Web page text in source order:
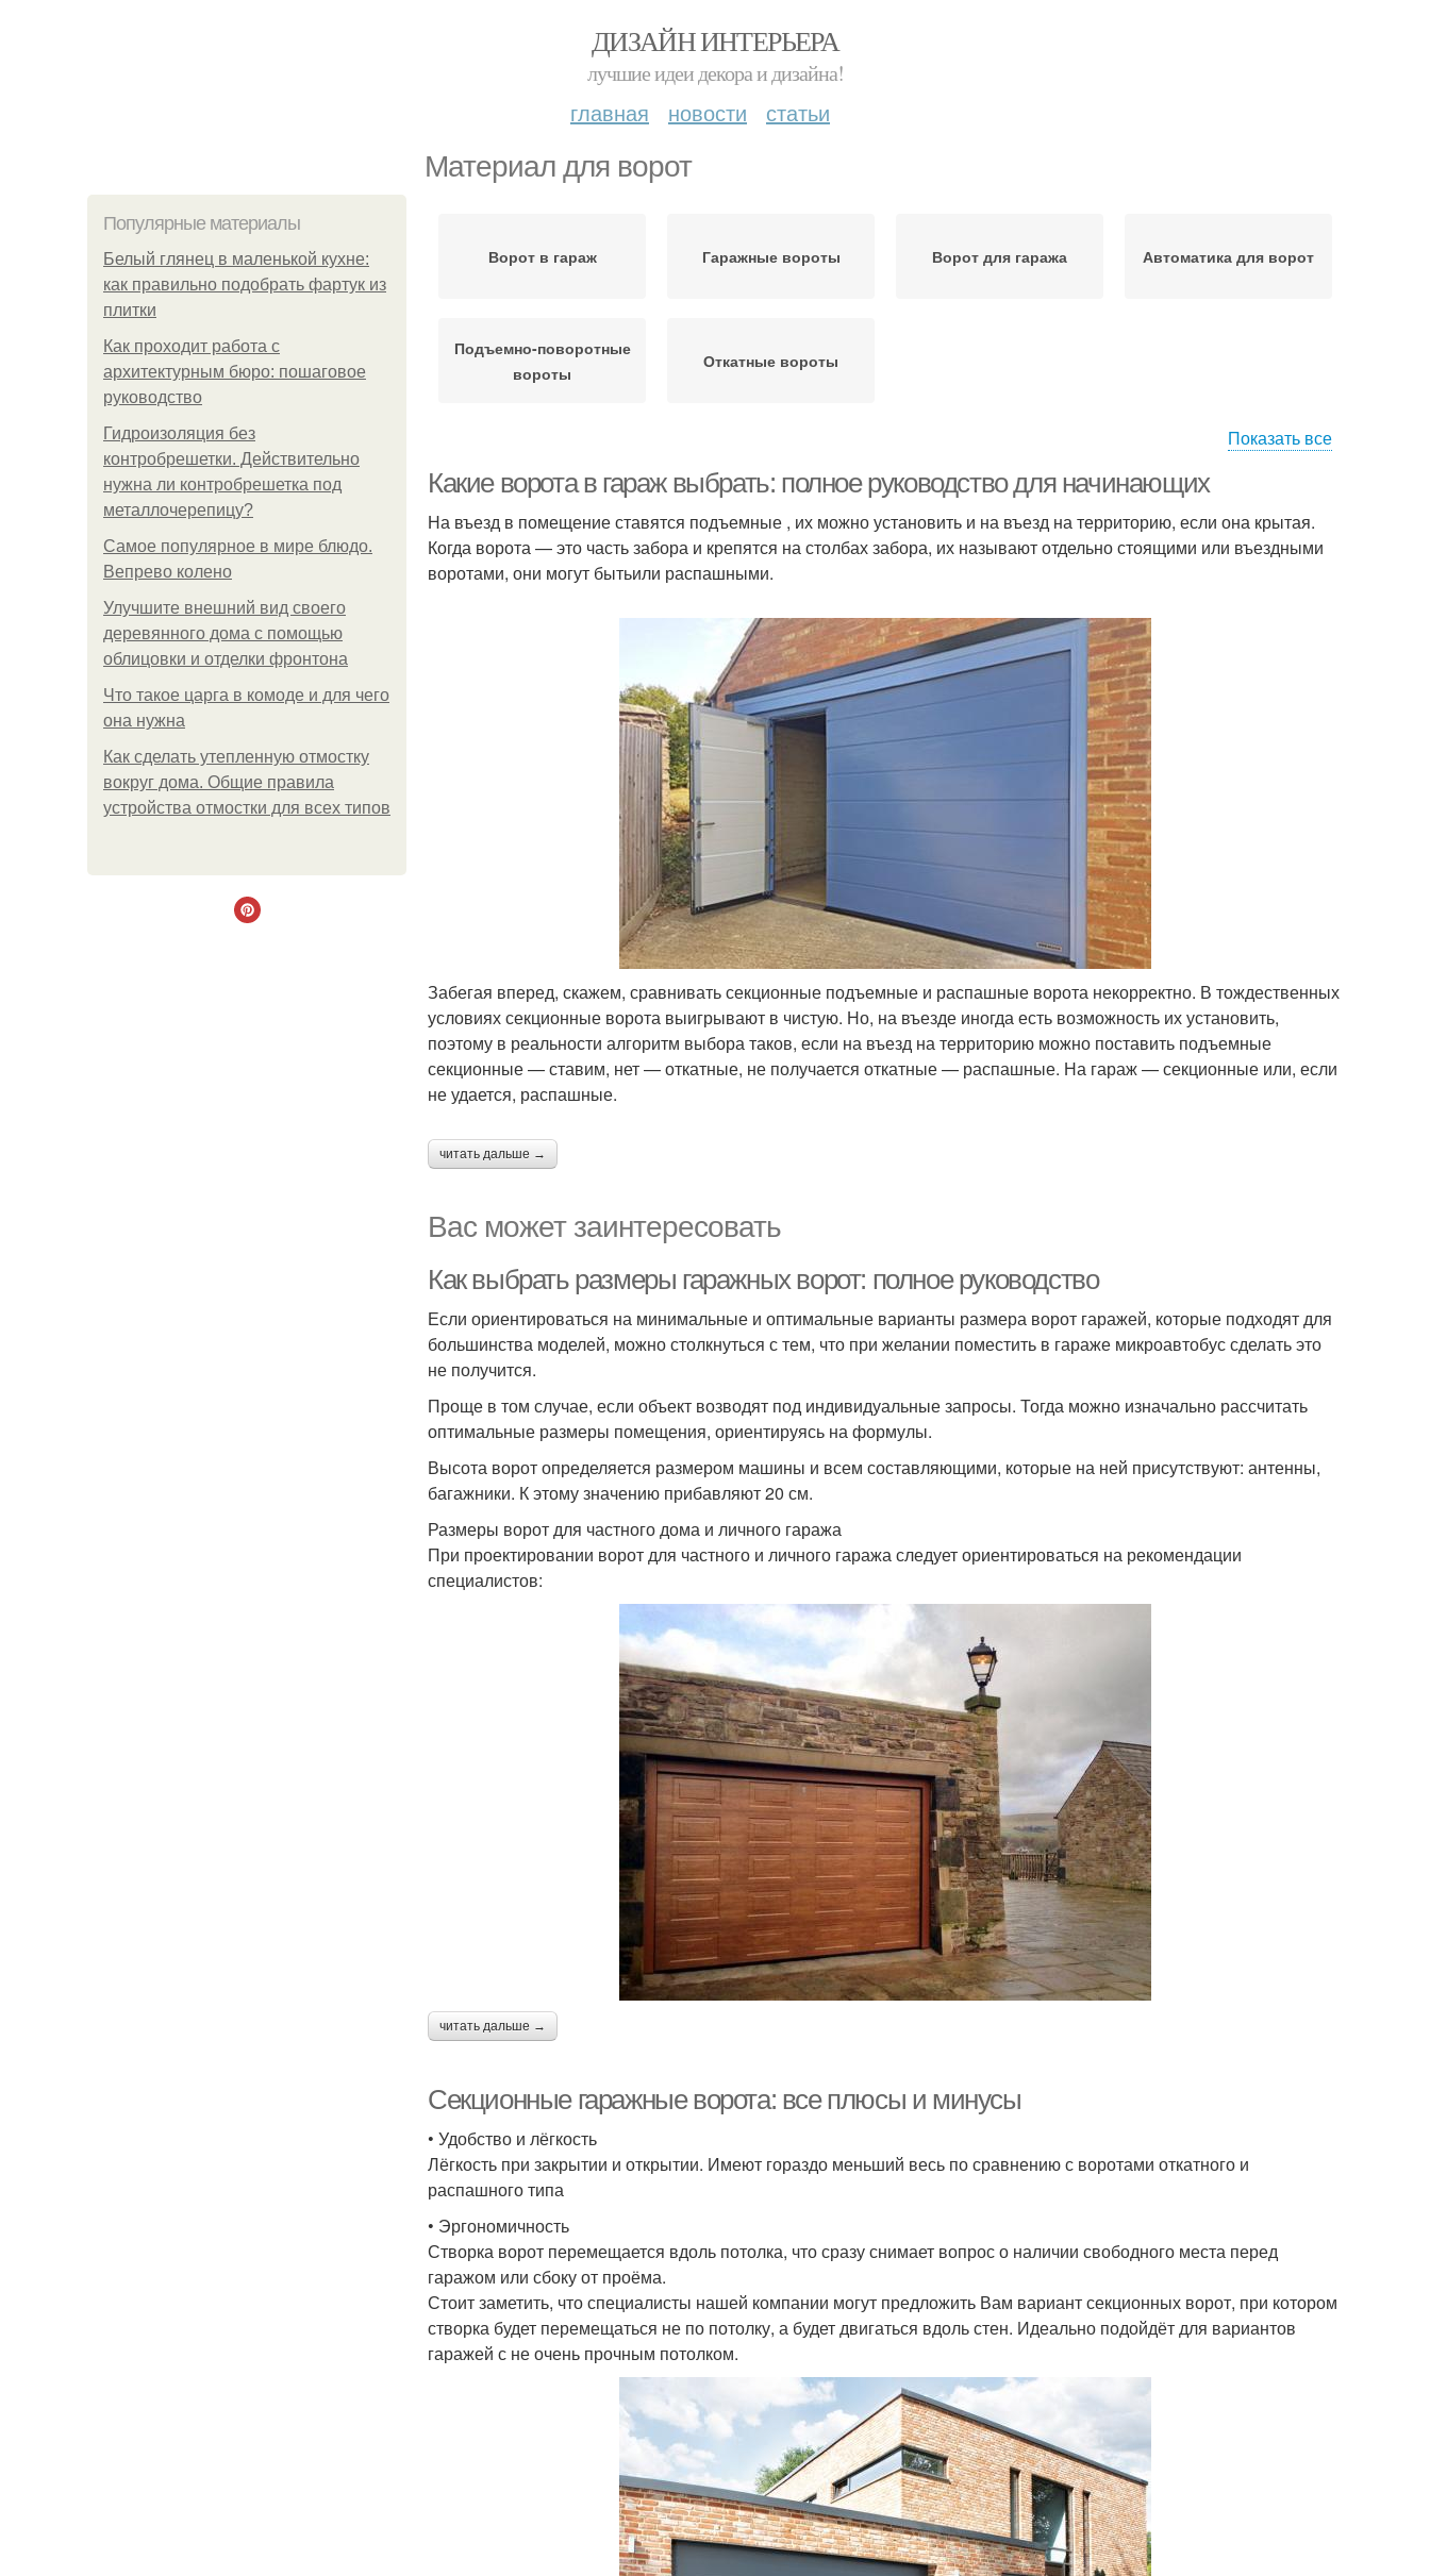
ДИЗАЙН ИНТЕРЬЕРА
лучшие идеи декора и дизайна!
главная новости статьи
Материал для ворот
Популярные материалы
Белый глянец в маленькой кухне:
как правильно подобрать фартук из
плитки
Как проходит работа с
архитектурным бюро: пошаговое
руководство
Гидроизоляция без
контробрешетки. Действительно
нужна ли контробрешетка под
металлочерепицу?
Самое популярное в мире блюдо.
Вепрево колено
Улучшите внешний вид своего
деревянного дома с помощью
облицовки и отделки фронтона
Что такое царга в комоде и для чего
она нужна
Как сделать утепленную отмостку
вокруг дома. Общие правила
устройства отмостки для всех типов
Ворот в гараж Гаражные вороты Ворот для гаража Автоматика для ворот
Подъемно-поворотные
вороты
Откатные вороты
Показать все
Какие ворота в гараж выбрать: полное руководство для начинающих
На въезд в помещение ставятся подъемные , их можно установить и на въезд на территорию, если она крытая.
Когда ворота — это часть забора и крепятся на столбах забора, их называют отдельно стоящими или въездными
воротами, они могут бытьили распашными.
Забегая вперед, скажем, сравнивать секционные подъемные и распашные ворота некорректно. В тождественных
условиях секционные ворота выигрывают в чистую. Но, на въезде иногда есть возможность их установить,
поэтому в реальности алгоритм выбора таков, если на въезд на территорию можно поставить подъемные
секционные — ставим, нет — откатные, не получается откатные — распашные. На гараж — секционные или, если
не удается, распашные.
читать дальше →
Вас может заинтересовать
Как выбрать размеры гаражных ворот: полное руководство
Если ориентироваться на минимальные и оптимальные варианты размера ворот гаражей, которые подходят для
большинства моделей, можно столкнуться с тем, что при желании поместить в гараже микроавтобус сделать это
не получится.
Проще в том случае, если объект возводят под индивидуальные запросы. Тогда можно изначально рассчитать
оптимальные размеры помещения, ориентируясь на формулы.
Высота ворот определяется размером машины и всем составляющими, которые на ней присутствуют: антенны,
багажники. К этому значению прибавляют 20 см.
Размеры ворот для частного дома и личного гаража
При проектировании ворот для частного и личного гаража следует ориентироваться на рекомендации
специалистов:
читать дальше →
Секционные гаражные ворота: все плюсы и минусы
• Удобство и лёгкость
Лёгкость при закрытии и открытии. Имеют гораздо меньший весь по сравнению с воротами откатного и
распашного типа
• Эргономичность
Створка ворот перемещается вдоль потолка, что сразу снимает вопрос о наличии свободного места перед
гаражом или сбоку от проёма.
Стоит заметить, что специалисты нашей компании могут предложить Вам вариант секционных ворот, при котором
створка будет перемещаться не по потолку, а будет двигаться вдоль стен. Идеально подойдёт для вариантов
гаражей с не очень прочным потолком.